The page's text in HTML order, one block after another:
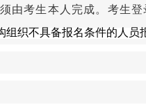
由考生本人完成。 考生登
组织不具备报名条件的人员